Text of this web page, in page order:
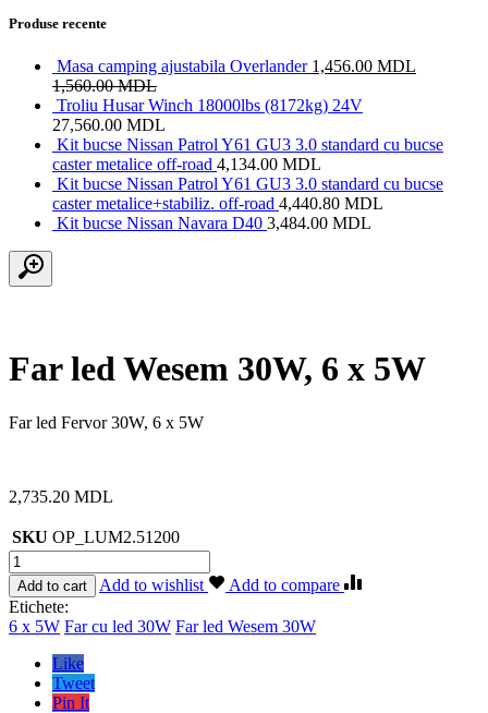
Produse recente
Masa camping ajustabila Overlander 1,456.00 MDL
1,560.00MDL
Troliu Husar Winch 18000lbs (8172kg) 24V
27,560.00 MDL
Kit bucse Nissan Patrol Y61 GU3 3.0 standard cu bucse
caster metalice off-road 4,134.00 MDL
Kit bucse Nissan Patrol Y61 GU3 3.0 standard cu bucse
caster metalice+stabiliz. off-road 4,440.80 MDL
Kit bucse Nissan Navara D40 3,484.00 MDL
Far led Wesem 30W, 6 x 5W
Far led Fervor 30W, 6 x 5W
2,735.20 MDL
SKU OP_LUM2.51200
Cantitate
Far
led
Wesem
30W,
Add to cart Add to wishlist
Add to compare
Etichete:
6 x 5W Far cu led 30W Far led Wesem 30W
Like
Tweet
Pin It